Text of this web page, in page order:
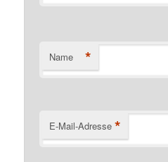
Name *
E-Mail-Adresse *